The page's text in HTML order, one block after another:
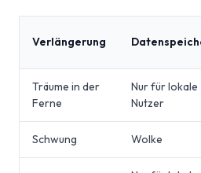
Verlängerung
Träume in der
Ferne
Nur für lokale
Nutzer
Schwung Wolke